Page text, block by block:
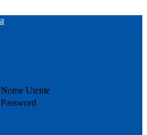
Nome Utente
Password